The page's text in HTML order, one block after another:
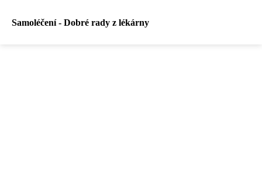
Samoléčení - Dobré rady z lékárny